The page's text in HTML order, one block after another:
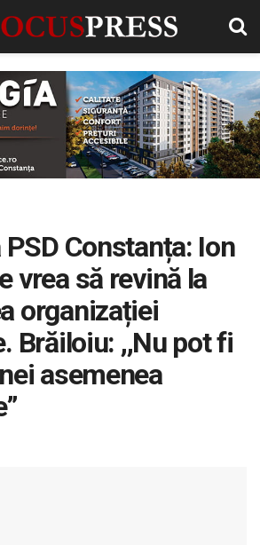
Constanța: Ion
vrea să revină la
organizației
Brăiloiu: ,,Nu pot fi
asemenea